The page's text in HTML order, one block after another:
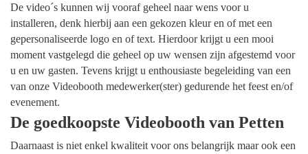
De video´s kunnen wij vooraf geheel naar wens voor u
installeren, denk hierbij aan een gekozen kleur en of met een
gepersonaliseerde logo en of text. Hierdoor krijgt u een mooi
moment vastgelegd die geheel op uw wensen zijn afgestemd voor
u en uw gasten. Tevens krijgt u enthousiaste begeleiding van een
van onze Videobooth medewerker(ster) gedurende het feest en/of
evenement.
De goedkoopste Videobooth van Petten
Daarnaast is niet enkel kwaliteit voor ons belangrijk maar ook een